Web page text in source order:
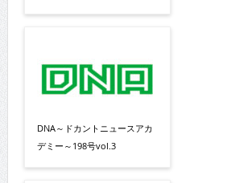
DNA～ドカントニュースアカ
デミー～198号vol.3